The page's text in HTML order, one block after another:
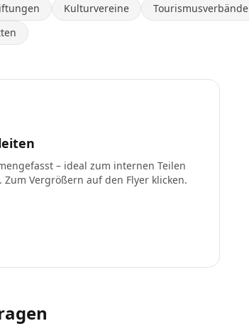
Kulturvereine
Tourismusverbände
– ideal zum internen Teilen
Vergrößern auf den Flyer klicken.